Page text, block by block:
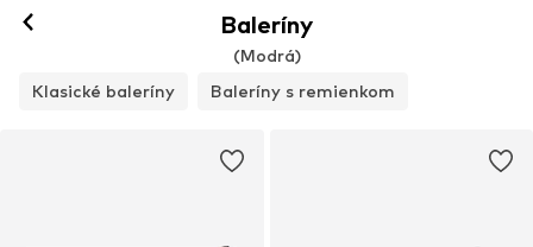
Baleríny
(Modrá)
Klasické baleríny
Baleríny s remienkom